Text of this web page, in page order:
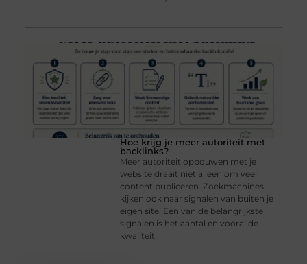
Hoe krijg je meer autoriteit met
backlinks?
Meer autoriteit opbouwen met je
website draait niet alleen om veel
content publiceren. Zoekmachines
kijken ook naar signalen van buiten je
eigen site. Een van de belangrijkste
signalen is het aantal en vooral de
kwaliteit